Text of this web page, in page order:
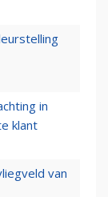
in
klant
van